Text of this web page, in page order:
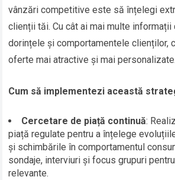
vânzări competitive este să înțelegi
clienții tăi. Cu cât ai mai multe
dorințele și comportamentele clienților,
oferte mai atractive și mai personalizate.
Cum să implementezi această
Cercetare de piață continuă:
piață regulate pentru a înțelege
și schimbările în comportamentul
sondaje, interviuri și focus grupuri
relevante.